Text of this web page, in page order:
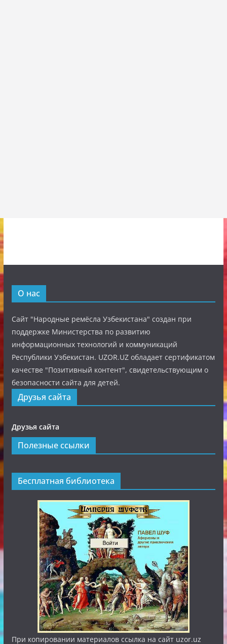
О нас
Сайт "Народные ремёсла Узбекистана" создан при
поддержке Министерства по развитию
информационных технологий и коммуникаций
Республики Узбекистан. UZOR.UZ обладает сертификатом
качестве "Позитивный контент", свидетельствующим о
безопасности сайта для детей.
Друзья сайта
Друзья сайта
Полезные ссылки
Бесплатная библиотека
При копировании материалов ссылка на сайт uzor.uz